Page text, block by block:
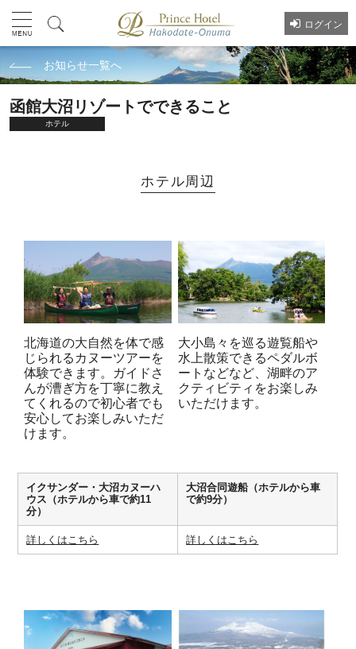
ログイン
お知らせ一覧へ
函館大沼リゾートでできること
ホテル
ホテル周辺
北海道の大自然を体で感
じられるカヌーツアーを
体験できます。ガイドさ
んが漕ぎ方を丁寧に教え
てくれるので初心者でも
安心してお楽しみいただ
けます。
大小島々を巡る遊覧船や
水上散策できるペダルボ
ートなどなど、湖畔のア
クティビティをお楽しみ
いただけます。
イクサンダー・大沼カヌーハ
ウス（ホテルから車で約11
分）
大沼合同遊船（ホテルから車
で約9分）
詳しくはこちら 詳しくはこちら